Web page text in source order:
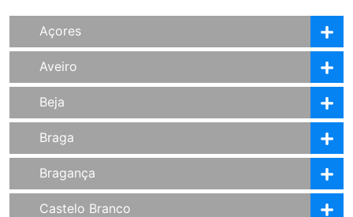
Açores
Aveiro
Beja
Braga
Bragança
Castelo Branco